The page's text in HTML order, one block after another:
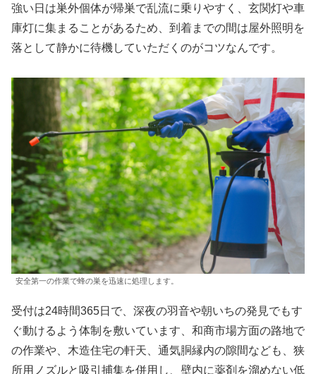
強い日は巣外個体が帰巣で乱流に乗りやすく、玄関灯や車
庫灯に集まることがあるため、到着までの間は屋外照明を
落として静かに待機していただくのがコツなんです。
安全第一の作業で蜂の巣を迅速に処理します。
受付は24時間365日で、深夜の羽音や朝いちの発見でもす
ぐ動けるよう体制を敷いています、和商市場方面の路地で
の作業や、木造住宅の軒天、通気胴縁内の隙間なども、狭
所用ノズルと吸引捕集を併用し、壁内に薬剤を溜めない低